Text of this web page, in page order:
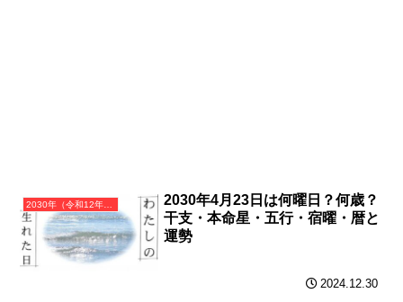
2030年（令和12年）庚戌（かのえいぬ）・戌年（いぬ年）カレンダー（月曜はじまり）
2030年4月23日は何曜日？何歳？
干支・本命星・五行・宿曜・暦と
運勢
2024.12.30